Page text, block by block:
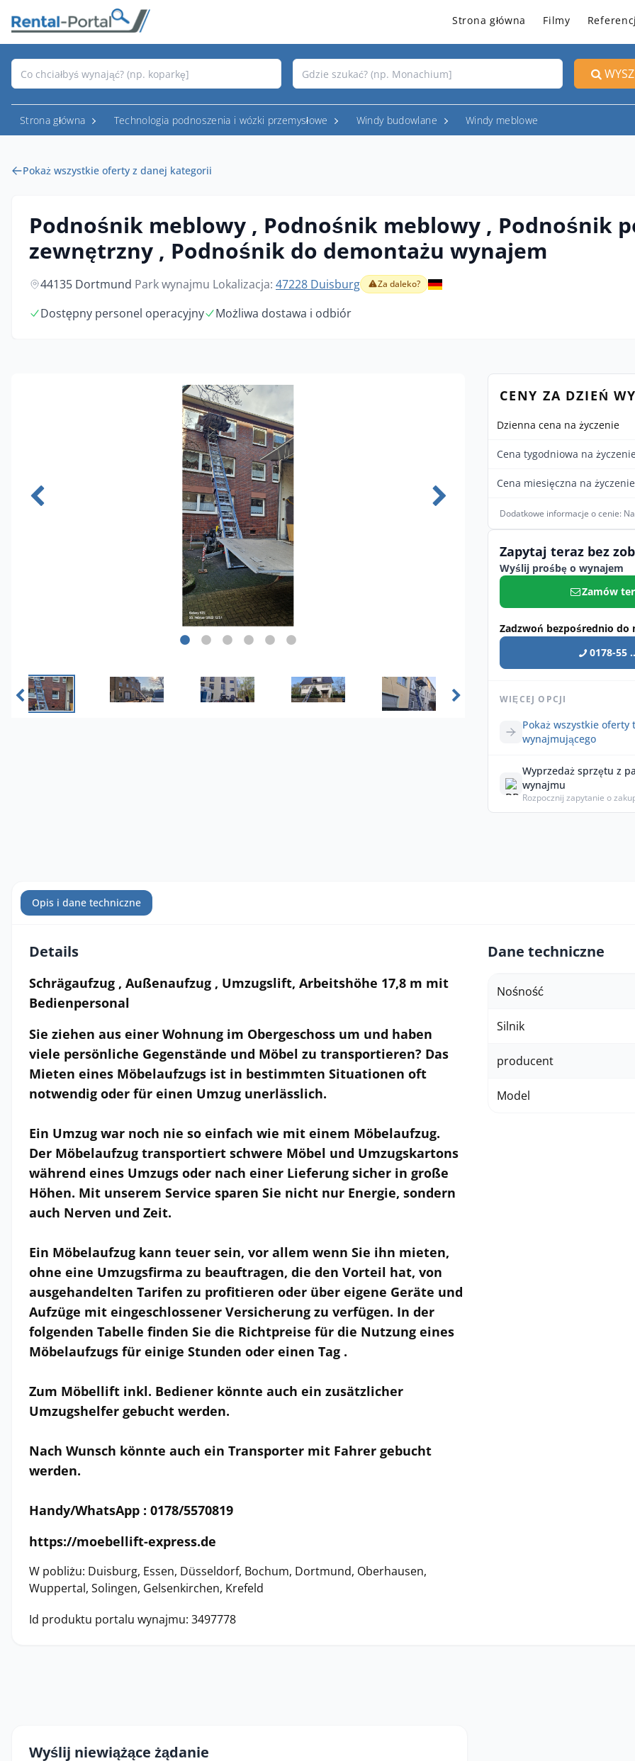
Strona główna Filmy
Strona główna Technologia podnoszenia i wózki przemysłowe Windy budowlane Windy meblowe
Pokaż wszystkie oferty z danej kategorii
Podnośnik meblowy , Podnośnik meblowy , Podnośnik
zewnętrzny , Podnośnik do demontażu wynajem
44135 Dortmund Park wynajmu Lokalizacja: 47228 Duisburg Za daleko?
Dostępny personel operacyjny Możliwa dostawa i odbiór
CENY ZA DZIEŃ
Dzienna cena na życzenie
Cena tygodniowa na
Cena miesięczna na życzenie
Dodatkowe informacje o cenie:
Zapytaj teraz bez
Wyślij prośbę o wynajem
Zamów
Zadzwoń bezpośrednio do
0178-55
WIĘCEJ OPCJI
Pokaż wszystkie oferty
wynajmującego
Wyprzedaż sprzętu z
wynajmu
Rozpocznij zapytanie o
Opis i dane techniczne
Details
Schrägaufzug , Außenaufzug , Umzugslift, Arbeitshöhe 17,8 m mit
Bedienpersonal
Sie ziehen aus einer Wohnung im Obergeschoss um und haben
viele persönliche Gegenstände und Möbel zu transportieren? Das
Mieten eines Möbelaufzugs ist in bestimmten Situationen oft
notwendig oder für einen Umzug unerlässlich.
Ein Umzug war noch nie so einfach wie mit einem Möbelaufzug.
Der Möbelaufzug transportiert schwere Möbel und Umzugskartons
während eines Umzugs oder nach einer Lieferung sicher in große
Höhen. Mit unserem Service sparen Sie nicht nur Energie, sondern
auch Nerven und Zeit.
Ein Möbelaufzug kann teuer sein, vor allem wenn Sie ihn mieten,
ohne eine Umzugsfirma zu beauftragen, die den Vorteil hat, von
ausgehandelten Tarifen zu profitieren oder über eigene Geräte und
Aufzüge mit eingeschlossener Versicherung zu verfügen. In der
folgenden Tabelle finden Sie die Richtpreise für die Nutzung eines
Möbelaufzugs für einige Stunden oder einen Tag .
Zum Möbellift inkl. Bediener könnte auch ein zusätzlicher
Umzugshelfer gebucht werden.
Nach Wunsch könnte auch ein Transporter mit Fahrer gebucht
werden.
Handy/WhatsApp : 0178/5570819
https://moebellift-express.de
W pobliżu: Duisburg, Essen, Düsseldorf, Bochum, Dortmund, Oberhausen,
Wuppertal, Solingen, Gelsenkirchen, Krefeld
Id produktu portalu wynajmu: 3497778
Dane techniczne
Nośność
Silnik
producent
Model
Wyślij niewiążące żądanie